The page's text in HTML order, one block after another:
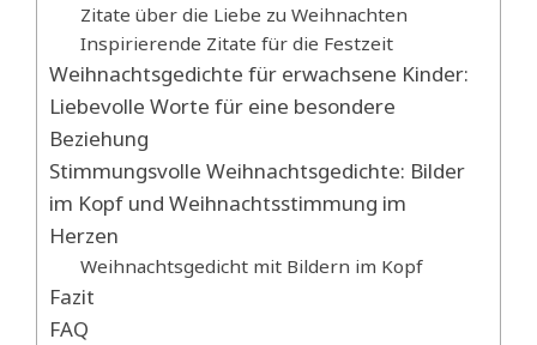
Zitate über die Liebe zu Weihnachten
Inspirierende Zitate für die Festzeit
Weihnachtsgedichte für erwachsene Kinder:
Liebevolle Worte für eine besondere
Beziehung
Stimmungsvolle Weihnachtsgedichte: Bilder
im Kopf und Weihnachtsstimmung im
Herzen
Weihnachtsgedicht mit Bildern im Kopf
Fazit
FAQ